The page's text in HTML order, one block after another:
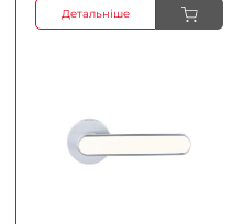
Детальніше